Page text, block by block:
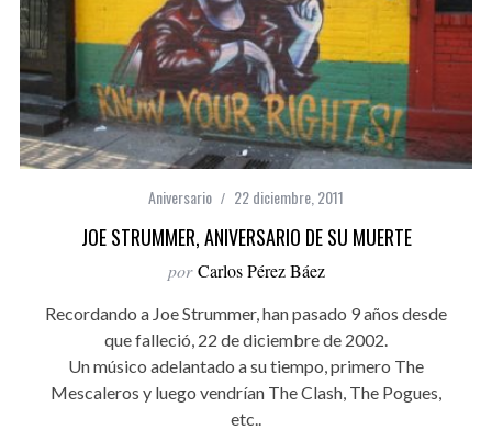
Aniversario 22 diciembre, 2011
JOE STRUMMER, ANIVERSARIO DE SU MUERTE
por Carlos Pérez Báez
Recordando a Joe Strummer, han pasado 9 años desde
que falleció, 22 de diciembre de 2002.
Un músico adelantado a su tiempo, primero The
Mescaleros y luego vendrían The Clash, The Pogues,
etc..